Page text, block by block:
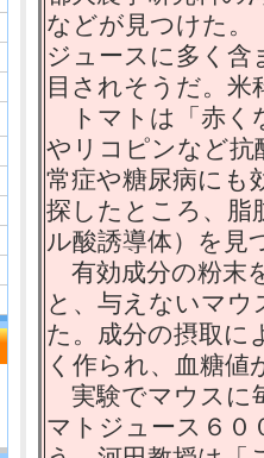
などが見つけた。
ジュースに多く
目されそうだ。米
トマトは「赤く
やリコピンなど抗
常症や糖尿病にも
探したところ、脂
ル酸誘導体）を見
有効成分の粉末
と、与えないマウ
た。成分の摂取に
く作られ、血糖
実験でマウスに
マトジュース６０